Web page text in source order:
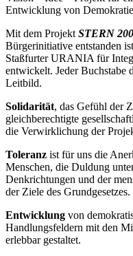
Entwicklung von Demokratie
Mit dem Projekt STERN
Bürgerinitiative entstanden
Staßfurter URANIA für
entwickelt. Jeder Buchstabe
Leitbild.
Solidarität, das Gefühl der
gleichberechtigte
die Verwirklichung der
Toleranz ist für uns die
Menschen, die Duldung
Denkrichtungen und der
der Ziele des Grundgesetzes.
Entwicklung von
Handlungsfeldern mit den
erlebbar gestaltet.